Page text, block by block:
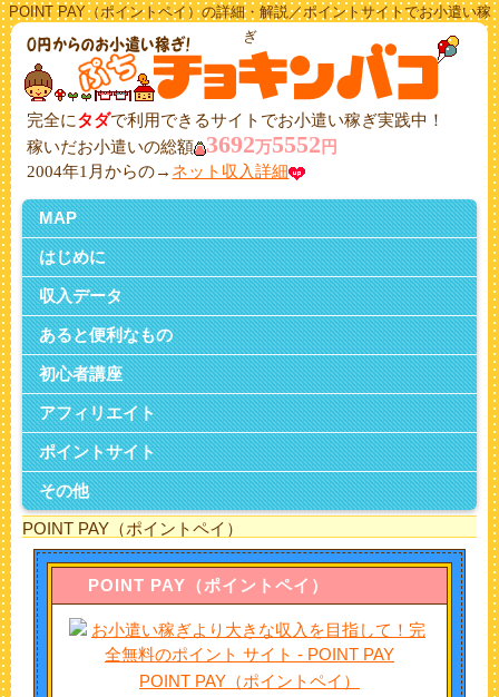
POINT PAY（ポイントペイ）の詳細・解説／ポイントサイトでお小遣い稼
ぎ
完全にタダで利用できるサイトでお小遣い稼ぎ実践中！
稼いだお小遣いの総額
3692万5552 円
2004年1月からの→ ネット収入詳細
MAP
はじめに
収入データ
あると便利なもの
初心者講座
アフィリエイト
ポイントサイト
その他
POINT PAY（ポイントペイ）
POINT PAY （ポイントペイ）
POINT PAY（ポイントペイ）